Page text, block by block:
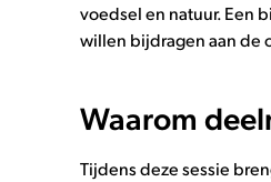
voedsel en natuur. Een
willen bijdragen aan de
Waarom
Tijdens deze sessie